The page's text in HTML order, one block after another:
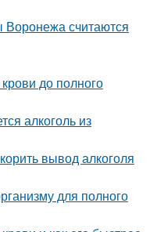
Воронежа считаются
до полного
алкоголь из
вывод алкоголя
для полного